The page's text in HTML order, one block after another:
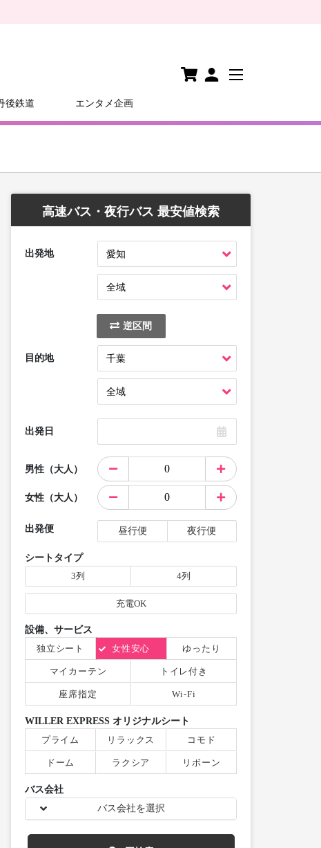
後鉄道 エンタメ企画
高速バス・夜行バス 最安値検索
出発地
逆区間
目的地
出発日
男性（大人）
女性（大人）
出発便 昼行便 夜行便
シートタイプ
3列
4列
充電OK
設備、サービス
独立シート
女性安心 ゆったり
マイカーテン トイレ付き
座席指定 Wi-Fi
WILLER EXPRESS オリジナルシート
プライム
リラックス コモド
ドーム ラクシア リボーン
バス会社
バス会社を選択